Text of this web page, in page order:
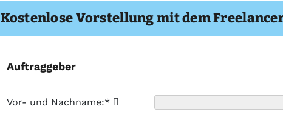
Kostenlose Vorstellung mit dem
Auftraggeber
Vor- und Nachname:*